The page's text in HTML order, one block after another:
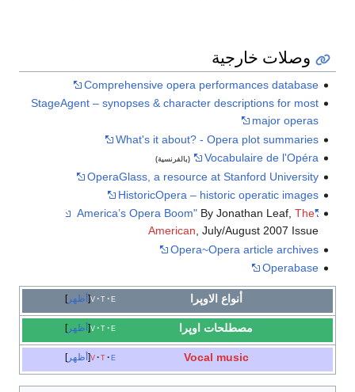
وصلات خارجية
Comprehensive opera performances database
StageAgent – synopses & character descriptions for most
major operas
What's it about? - Opera plot summaries
Vocabulaire de l'Opéra
(بالفرنسية)
OperaGlass, a resource at Stanford University
HistoricOpera – historic operatic images
"America’s Opera Boom"
By Jonathan Leaf, The
American, July/August 2007 Issue
Opera~Opera article archives
Operabase
أظهر v t e أنواع الاوپرا
أظهر v t e مصطلحات اوپرا
أظهر v t e Vocal music